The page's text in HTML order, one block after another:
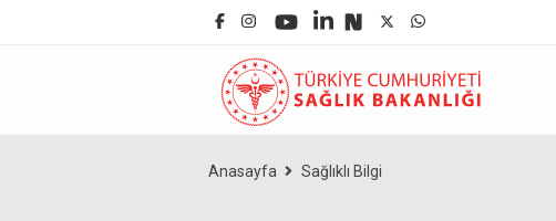
Anasayfa Sağlıklı Bilgi